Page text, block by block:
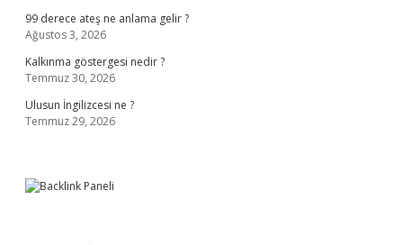
99 derece ateş ne anlama gelir ?
Ağustos 3, 2026
Kalkınma göstergesi nedir ?
Temmuz 30, 2026
Ulusun İngilizcesi ne ?
Temmuz 29, 2026